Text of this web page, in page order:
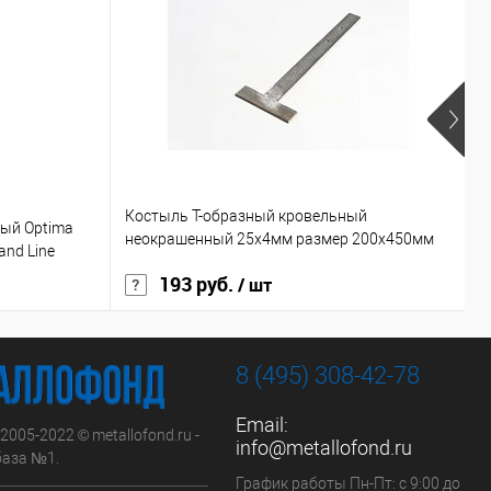
Optima
Line
Костыль Т-образный кровельный
неокрашенный 25х4мм размер 200х450мм
193 руб. / шт
2022 © metallofond.ru -
№1.
8 (495) 308-42-78
Email:
info@metallofond.ru
График работы Пн-Пт: с 9:00 до